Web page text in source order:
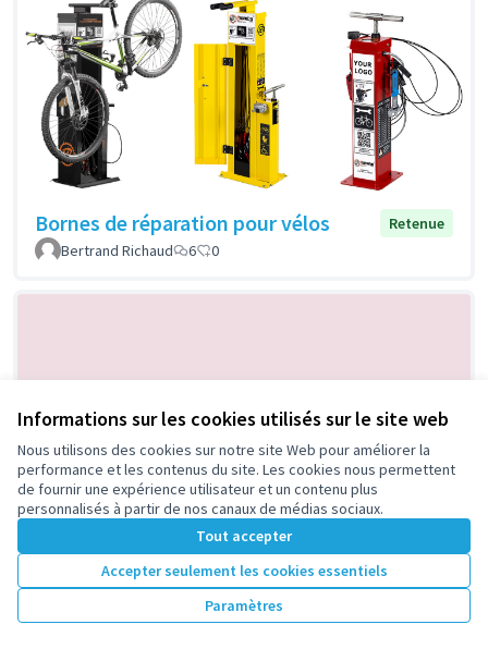
Informations sur les cookies utilisés sur le site web
Nous utilisons des cookies sur notre site Web pour améliorer la
performance et les contenus du site. Les cookies nous permettent
de fournir une expérience utilisateur et un contenu plus
personnalisés à partir de nos canaux de médias sociaux.
Tout accepter
Accepter seulement les cookies essentiels
Paramètres
Bornes de réparation pour vélos
Retenue
Bertrand Richaud
6 0
Ateliers de brassage dans la grange à
grains de la rue Silvy
6 0